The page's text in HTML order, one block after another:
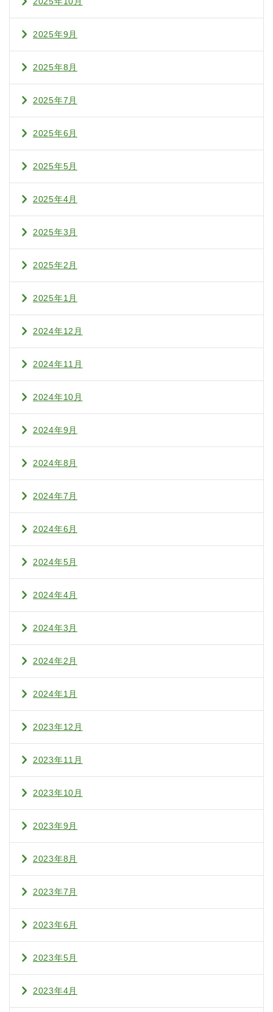
2025年9月
2025年8月
2025年7月
2025年6月
2025年5月
2025年4月
2025年3月
2025年2月
2025年1月
2024年12月
2024年11月
2024年10月
2024年9月
2024年8月
2024年7月
2024年6月
2024年5月
2024年4月
2024年3月
2024年2月
2024年1月
2023年12月
2023年11月
2023年10月
2023年9月
2023年8月
2023年7月
2023年6月
2023年5月
2023年4月